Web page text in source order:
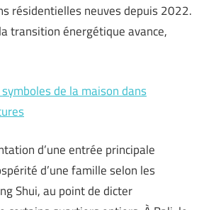
résidentielles neuves depuis 2022.
transition énergétique avance,
de la maison dans
d’une entrée principale
d’une famille selon les
Shui, au point de dicter